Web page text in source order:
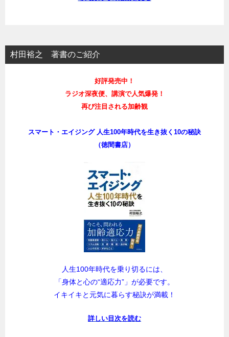
村田裕之 著書のご紹介
好評発売中！
ラジオ深夜便、講演で人気爆発！
再び注目される加齢観
スマート・エイジング 人生100年時代を生き抜く10の秘訣
（徳間書店）
人生100年時代を乗り切るには、
「身体と心の“適応力”」が必要です。
イキイキと元気に暮らす秘訣が満載！
詳しい目次を読む